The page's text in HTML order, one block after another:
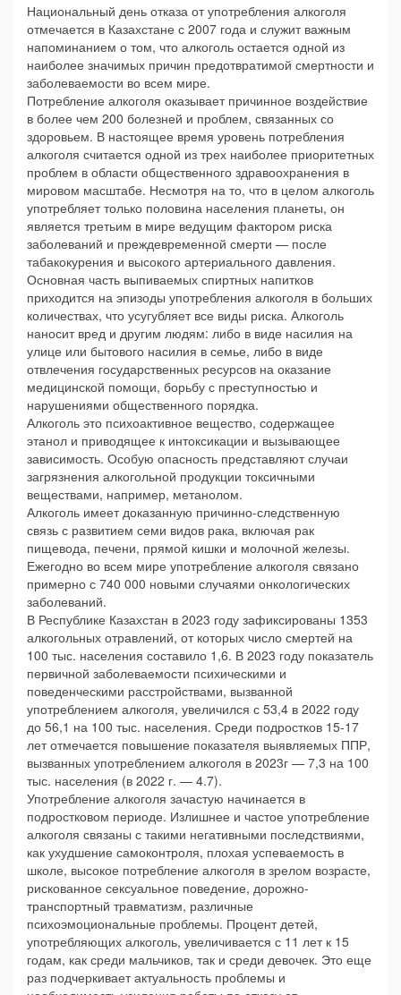
Национальный день отказа от употребления алкоголя
отмечается в Казахстане с 2007 года и служит важным
напоминанием о том, что алкоголь остается одной из
наиболее значимых причин предотвратимой смертности и
заболеваемости во всем мире.
Потребление алкоголя оказывает причинное воздействие
в более чем 200 болезней и проблем, связанных со
здоровьем. В настоящее время уровень потребления
алкоголя считается одной из трех наиболее приоритетных
проблем в области общественного здравоохранения в
мировом масштабе. Несмотря на то, что в целом алкоголь
употребляет только половина населения планеты, он
является третьим в мире ведущим фактором риска
заболеваний и преждевременной смерти — после
табакокурения и высокого артериального давления.
Основная часть выпиваемых спиртных напитков
приходится на эпизоды употребления алкоголя в больших
количествах, что усугубляет все виды риска. Алкоголь
наносит вред и другим людям: либо в виде насилия на
улице или бытового насилия в семье, либо в виде
отвлечения государственных ресурсов на оказание
медицинской помощи, борьбу с преступностью и
нарушениями общественного порядка.
Алкоголь это психоактивное вещество, содержащее
этанол и приводящее к интоксикации и вызывающее
зависимость. Особую опасность представляют случаи
загрязнения алкогольной продукции токсичными
веществами, например, метанолом.
Алкоголь имеет доказанную причинно-следственную
связь с развитием семи видов рака, включая рак
пищевода, печени, прямой кишки и молочной железы.
Ежегодно во всем мире употребление алкоголя связано
примерно с 740 000 новыми случаями онкологических
заболеваний.
В Республике Казахстан в 2023 году зафиксированы 1353
алкогольных отравлений, от которых число смертей на
100 тыс. населения составило 1,6. В 2023 году показатель
первичной заболеваемости психическими и
поведенческими расстройствами, вызванной
употреблением алкоголя, увеличился с 53,4 в 2022 году
до 56,1 на 100 тыс. населения. Среди подростков 15-17
лет отмечается повышение показателя выявляемых ППР,
вызванных употреблением алкоголя в 2023г — 7,3 на 100
тыс. населения (в 2022 г. — 4.7).
Употребление алкоголя зачастую начинается в
подростковом периоде. Излишнее и частое употребление
алкоголя связаны с такими негативными последствиями,
как ухудшение самоконтроля, плохая успеваемость в
школе, высокое потребление алкоголя в зрелом возрасте,
рискованное сексуальное поведение, дорожно-
транспортный травматизм, различные
психоэмоциональные проблемы. Процент детей,
употребляющих алкоголь, увеличивается с 11 лет к 15
годам, как среди мальчиков, так и среди девочек. Это еще
раз подчеркивает актуальность проблемы и